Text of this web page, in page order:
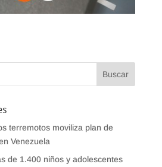
terremotos moviliza plan de
Venezuela
de 1.400 niños y adolescentes